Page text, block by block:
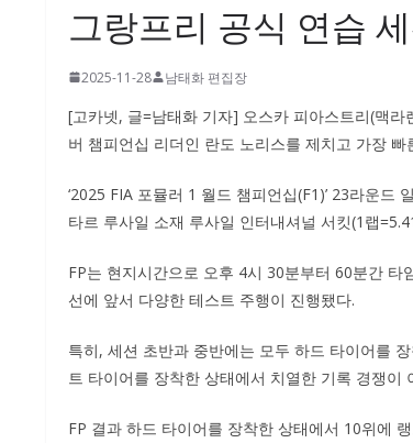
그랑프리 공식 연습
2025-11-28 남태화 편집장
[고카넷, 글=남태화 기자] 오스카 피아스트리(맥
버 챔피언십 리더인 란도 노리스를 제치고 가장
‘2025 FIA 포뮬러 1 월드 챔피언십(F1)’ 23라운
타르 루사일 소재 루사일 인터내셔널 서킷(1랩
FP는 현지시간으로 오후 4시 30분부터 60분간
선에 앞서 다양한 테스트 주행이 진행됐다.
특히, 세션 초반과 중반에는 모두 하드 타이어를
트 타이어를 장착한 상태에서 치열한 기록 경쟁이
FP 결과 하드 타이어를 장착한 상태에서 10위에